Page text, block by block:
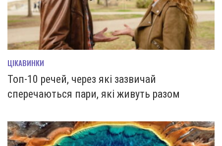
ЦІКАВИНКИ
Топ-10 речей, через які зазвичай
сперечаються пари, які живуть разом